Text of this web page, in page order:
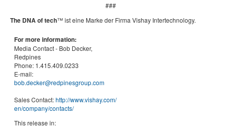
###
The DNA of tech™ ist eine Marke der Firma Vishay Intertechnology.
For more information:
Media Contact - Bob Decker,
Redpines
Phone: 1.415.409.0233
E-mail:
bob.decker@redpinesgroup.com
Sales Contact:http://www.vishay.com/
en/company/contacts/
This release in: